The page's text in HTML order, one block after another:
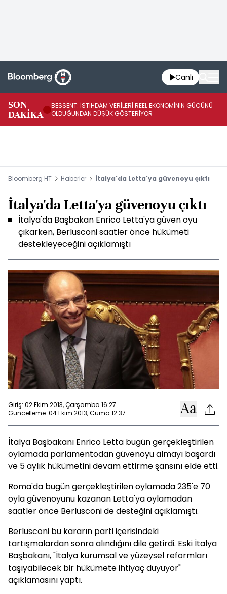
Canlı
SON
DAKİKA
BESSENT: İSTİHDAM VERİLERİ REEL EKONOMİNİN GÜCÜNÜ
OLDUĞUNDAN DÜŞÜK GÖSTERİYOR
Bloomberg HT Haberler İtalya'da Letta'ya güvenoyu çıktı
İtalya'da Letta'ya güvenoyu çıktı
İtalya'da Başbakan Enrico Letta'ya güven oyu
çıkarken, Berlusconi saatler önce hükümeti
destekleyeceğini açıklamıştı
Giriş: 02 Ekim 2013, Çarşamba 16:27
Güncelleme: 04 Ekim 2013, Cuma 12:37
İtalya Başbakanı Enrico Letta bugün gerçekleştirilen
oylamada parlamentodan güvenoyu almayı başardı
ve 5 aylık hükümetini devam ettirme şansını elde etti.
Roma'da bugün gerçekleştirilen oylamada 235'e 70
oyla güvenoyunu kazanan Letta'ya oylamadan
saatler önce Berlusconi de desteğini açıklamıştı.
Berlusconi bu kararın parti içerisindeki
tartışmalardan sonra alındığını dile getirdi. Eski İtalya
Başbakanı, "İtalya kurumsal ve yüzeysel reformları
taşıyabilecek bir hükümete ihtiyaç duyuyor"
açıklamasını yaptı.